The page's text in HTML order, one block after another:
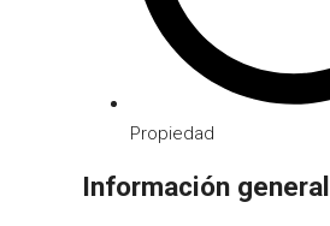
Propiedad
Información general